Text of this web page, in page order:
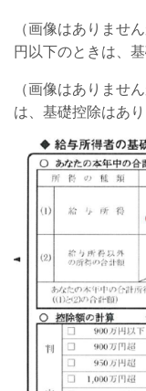
（画像はありませ
円以下のときは、
（画像はありませ
は、基礎控除はあり